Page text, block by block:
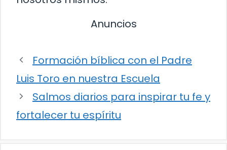
Anuncios
Formación bíblica con el Padre
Luis Toro en nuestra Escuela
Salmos diarios para inspirar tu fe y
fortalecer tu espíritu